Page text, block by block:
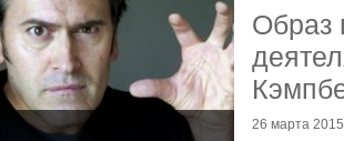
Образ
26 марта 2015